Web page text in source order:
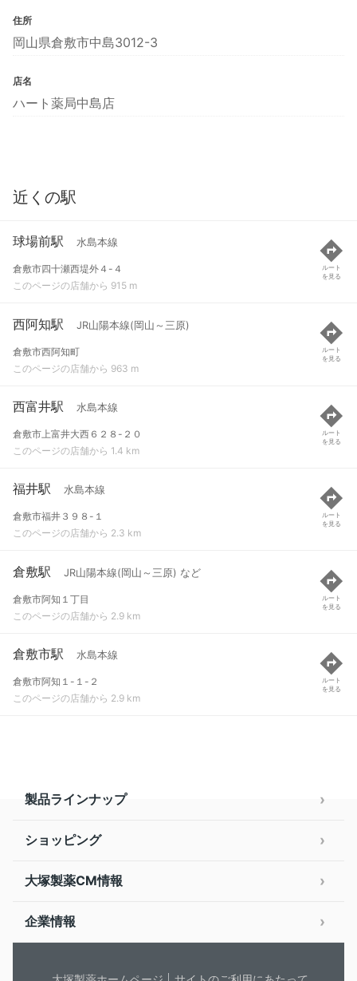
住所
岡山県倉敷市中島3012-3
店名
ハート薬局中島店
近くの駅
球場前駅 水島本線
倉敷市四十瀬西堤外４-４
このページの店舗から 915 m
ルート
を見る
西阿知駅 JR山陽本線(岡山～三原)
倉敷市西阿知町
このページの店舗から 963 m
ルート
を見る
西富井駅 水島本線
倉敷市上富井大西６２８-２０
このページの店舗から 1.4 km
ルート
を見る
福井駅 水島本線
倉敷市福井３９８-１
このページの店舗から 2.3 km
ルート
を見る
倉敷駅 JR山陽本線(岡山～三原) など
倉敷市阿知１丁目
このページの店舗から 2.9 km
ルート
を見る
倉敷市駅 水島本線
倉敷市阿知１-１-２
このページの店舗から 2.9 km
ルート
を見る
製品ラインナップ
ショッピング
大塚製薬CM情報
企業情報